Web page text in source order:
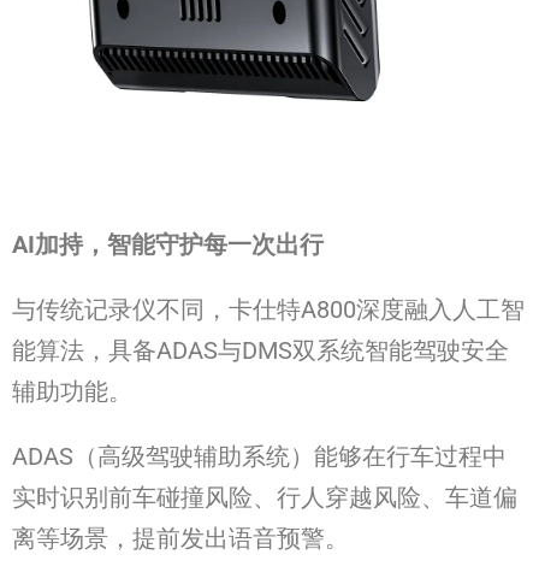
AI加持，智能守护每一次出行
与传统记录仪不同，卡仕特A800深度融入人工智
能算法，具备ADAS与DMS双系统智能驾驶安全
辅助功能。
ADAS（高级驾驶辅助系统）能够在行车过程中
实时识别前车碰撞风险、行人穿越风险、车道偏
离等场景，提前发出语音预警。